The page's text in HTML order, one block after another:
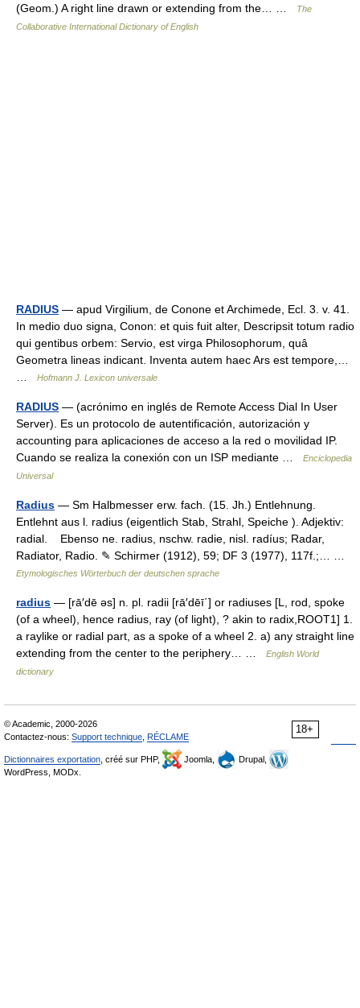
(Geom.) A right line drawn or extending from the… …
The
Collaborative International Dictionary of English
RADIUS — apud Virgilium, de Conone et Archimede, Ecl. 3. v. 41.
In medio duo signa, Conon: et quis fuit alter, Descripsit totum radio
qui gentibus orbem: Servio, est virga Philosophorum, quâ
Geometra lineas indicant. Inventa autem haec Ars est tempore,…
Hofmann J. Lexicon universale
RADIUS — (acrónimo en inglés de Remote Access Dial In User
Server). Es un protocolo de autentificación, autorización y
accounting para aplicaciones de acceso a la red o movilidad IP.
Cuando se realiza la conexión con un ISP mediante …
Enciclopedia
Universal
Radius — Sm Halbmesser erw. fach. (15. Jh.) Entlehnung.
Entlehnt aus l. radius (eigentlich Stab, Strahl, Speiche ). Adjektiv:
radial. Ebenso ne. radius, nschw. radie, nisl. radíus; Radar,
Radiator, Radio. ✎ Schirmer (1912), 59; DF 3 (1977), 117f.;… …
Etymologisches Wörterbuch der deutschen sprache
radius — [rā′dē əs] n. pl. radii [rā′dēī΄] or radiuses [L, rod, spoke
(of a wheel), hence radius, ray (of light), ? akin to radix,ROOT1] 1.
a raylike or radial part, as a spoke of a wheel 2. a) any straight line
extending from the center to the periphery… …
English World
dictionary
18+
© Academic, 2000-2026
Contactez-nous: Support technique RÉCLAME
Dictionnaires exportation , créé sur PHP, Joomla,
Drupal,
WordPress, MODx.